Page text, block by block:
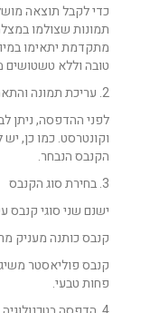
כדי לקבל תוצאה
תמונות שצולמו
מתקדמת יתאימו
טובה וללא טשטושים
2. עריכת תמונה והתאמה להדפסה
לפני ההדפסה, ניתן
וקונטרסט. כמו כן,
הקנבס הנבחר.
3. בחירת סוג הקנבס
ישנם שני סוגי קנבס
קנבס כותנה מעניק
קנבס פוליאסטר
פחות טבעי.